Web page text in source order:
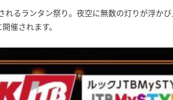
るランタン祭り。夜空に無数の灯りが浮か
催されます。